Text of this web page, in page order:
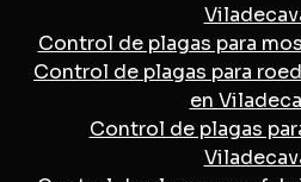
Control de plagas para
Control de plagas para
en
Control de plagas